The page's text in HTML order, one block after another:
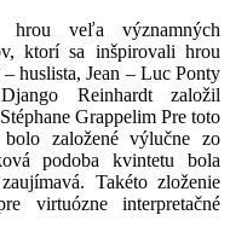
hrou veľa významných
ktorí sa inšpirovali hrou
huslista, Jean – Luc Ponty
Reinhardt založil
Grappelim Pre toto
založené výlučne zo
podoba kvintetu bola
Takéto zloženie
virtuózne interpretačné